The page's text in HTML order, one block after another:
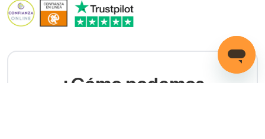
¿Cómo podemos